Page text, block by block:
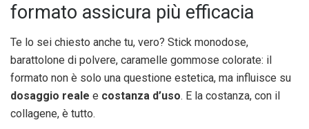
formato assicura più efficacia
Te lo sei chiesto anche tu, vero? Stick monodose,
barattolone di polvere, caramelle gommose colorate: il
formato non è solo una questione estetica, ma influisce su
dosaggio reale e costanza d’uso. E la costanza, con il
collagene, è tutto.